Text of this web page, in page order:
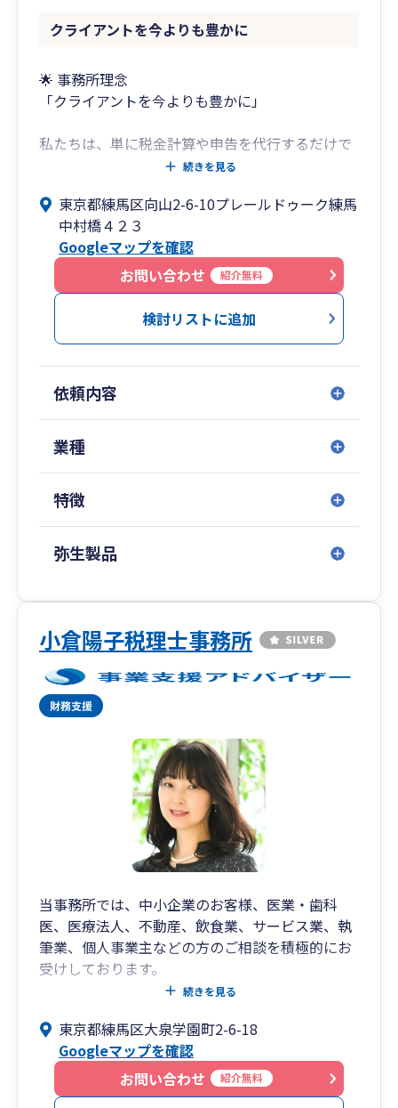
クライアントを今よりも豊かに
🌟 事務所理念
「クライアントを今よりも豊かに」
私たちは、単に税金計算や申告を代行するだけで
なく、税務・会計のプロフェッショナルとしてお
の結果として「今よりも豊か」になっていただく
ことを最大の目標としています。
💡 ほそかわ総合事務所の3つの強み
1. 専門性の高い税理士による「一気通貫の直接対
当事務所は、法人税務から資産税（相続・贈
表税理士の細川が窓口から実務まで一気通貫で直
接担当いたします。これにより、担当者の変更に
よるストレスがなく、複雑な案件でも確実かつ迅
2. 中小企業の「成長」と「守り」を両立支援
事業の成長フェーズにある中小企業を主なターゲ
ットとし、日々の会計業務の効率化はもちろん、
支えます。
3. 全国対応可能なサポート体制
土日深夜(24時間)対応可能で、迅速かつフットワ
ークの軽いサポートをいたします。お客様との定
期的な対話を通じて、表面的な数字だけではな
い、事業の課題を深く理解し、最適な解決策を提
当事務所は、専門性の高いサポートを通じて、経
営者様の**「安心」と「事業の発展」**を両立さ
せます。まずは無料相談にて、お客様の事業の課
続きを見る
東京都練馬区向山2-6-10プレールドゥーク練馬
中村橋４２３
Googleマップを確認
お問い合わせ
紹介無料
検討リストに追加
依頼内容
業種
特徴
弥生製品
小倉陽子税理士事務所
当事務所では、中小企業のお客様、医業・歯科
医、医療法人、不動産、飲食業、サービス業、執
筆業、個人事業主などの方のご相談を積極的にお
受けしております。
の場合には、会社設立後の利益や税額をシミュレ
ーションして、現在の税額と比較検討ができま
す。設立に適した時期等をアドバイスさせていた
だきます。司法書士と連携して設立を支援いたし
続きを見る
東京都練馬区大泉学園町2-6-18
Googleマップを確認
お問い合わせ
紹介無料